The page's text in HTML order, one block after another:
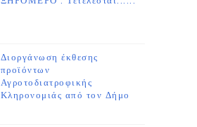
Διοργάνωση έκθεσης
προϊόντων
Αγροτοδιατροφικής
Κληρονομιάς από τον Δήμο